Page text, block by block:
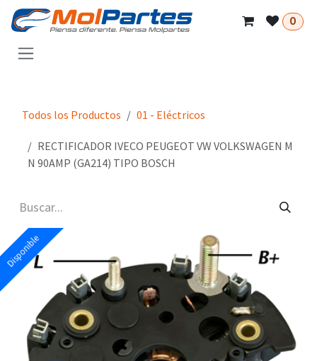
Ir al contenido
0
Todos los Productos 01 - Eléctricos
RECTIFICADOR IVECO PEUGEOT VW VOLKSWAGEN M
N 90AMP (GA214) TIPO BOSCH
Disponible
Disponible